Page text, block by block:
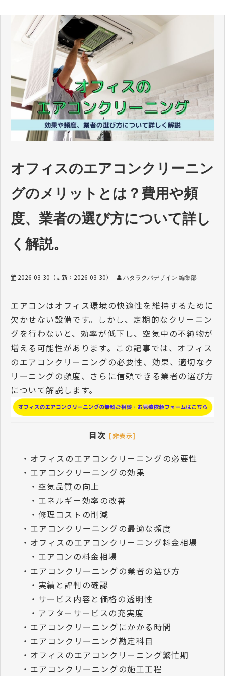
オフィスのエアコンクリーニン
グのメリットとは？費用や頻
度、業者の選び方について詳し
く解説。
2026-03-30 （更新： 2026-03-30） ハタラクバデザイン 編集部
エアコンはオフィス環境の快適性を維持するために
欠かせない設備です。しかし、定期的なクリーニン
グを行わないと、効率が低下し、空気中の不純物が
増える可能性があります。この記事では、オフィス
のエアコンクリーニングの必要性、効果、適切なク
リーニングの頻度、さらに信頼できる業者の選び方
について解説します。
目次 [非表示]
・ オフィスのエアコンクリーニングの必要性
・ エアコンクリーニングの効果
・ 空気品質の向上
・ エネルギー効率の改善
・ 修理コストの削減
・ エアコンクリーニングの最適な頻度
・ オフィスのエアコンクリーニング料金相場
・ エアコンの料金相場
・ エアコンクリーニングの業者の選び方
・ 実績と評判の確認
・ サービス内容と価格の透明性
・ アフターサービスの充実度
・ エアコンクリーニングにかかる時間
・ エアコンクリーニング勘定科目
・ オフィスのエアコンクリーニング繁忙期
・ エアコンクリーニングの施工工程